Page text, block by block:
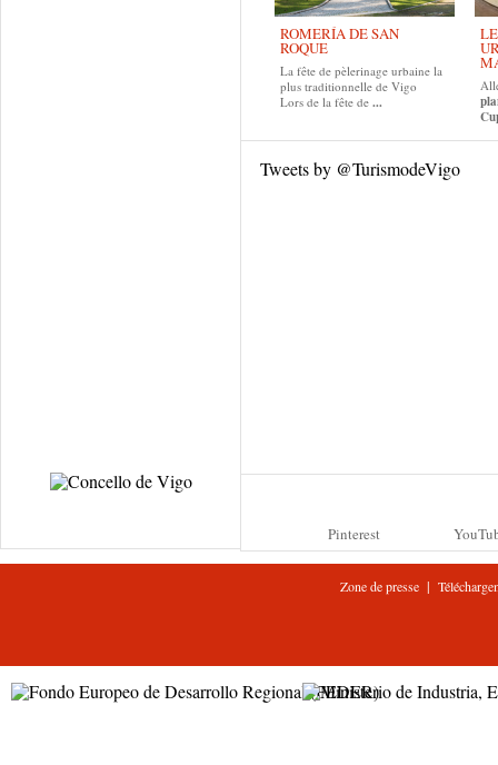
ROMERÍA DE SAN
ROQUE
La fête de pèlerinage urbaine la
plus traditionnelle de Vigo
Lors de la fête de ...
Tweets by @TurismodeVigo
Pinterest
Zone de presse |